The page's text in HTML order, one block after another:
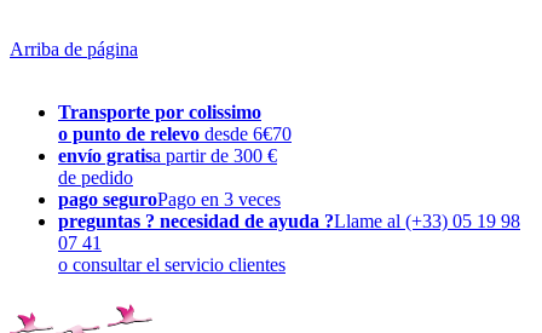
Arriba de página
Transporte por colissimo
o punto de relevo desde 6€70
envío gratisa partir de 300 €
de pedido
pago seguroPago en 3 veces
preguntas ? necesidad de ayuda ?Llame al (+33) 05 19 98
07 41
o consultar el servicio clientes